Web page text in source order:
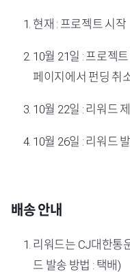
현재 : 프로젝트 시작
10월 21일 : 프로젝
페이지에서 펀딩 취
10월 22일 : 리워드
10월 26일 : 리워드
배송 안내
리워드는 CJ대한통
드 발송 방법 : 택배)